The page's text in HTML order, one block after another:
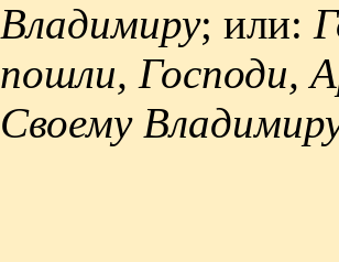
Владимиру; или:
пошли, Господи,
Своему